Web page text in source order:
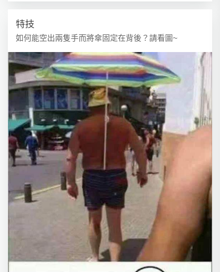
特技
如何能空出兩隻手而將傘固定在背後？請看圖~